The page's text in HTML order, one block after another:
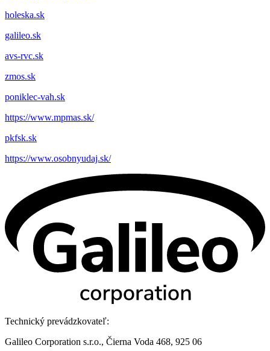
holeska.sk
galileo.sk
avs-rvc.sk
zmos.sk
poniklec-vah.sk
https://www.mpmas.sk/
pkfsk.sk
https://www.osobnyudaj.sk/
Technický prevádzkovateľ:
Galileo Corporation s.r.o., Čierna Voda 468, 925 06